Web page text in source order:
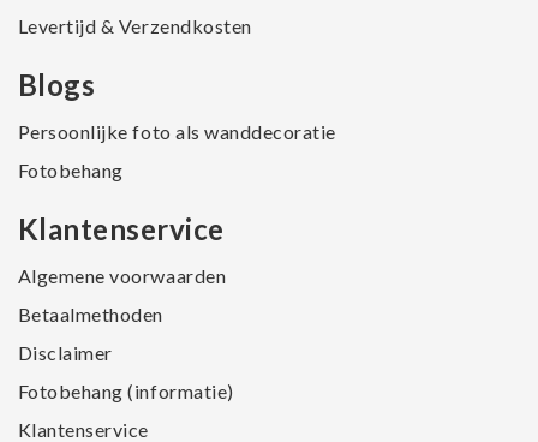
Levertijd & Verzendkosten
Blogs
Persoonlijke foto als wanddecoratie
Fotobehang
Klantenservice
Algemene voorwaarden
Betaalmethoden
Disclaimer
Fotobehang (informatie)
Klantenservice